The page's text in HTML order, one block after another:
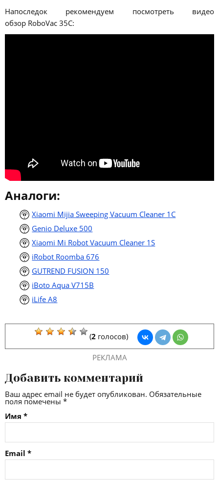
Напоследок рекомендуем посмотреть видео
обзор RoboVac 35C:
Аналоги:
Xiaomi Mijia Sweeping Vacuum Cleaner 1C
Genio Deluxe 500
Xiaomi Mi Robot Vacuum Cleaner 1S
iRobot Roomba 676
GUTREND FUSION 150
iBoto Aqua V715B
iLife A8
(2 голосов)
РЕКЛАМА
Добавить комментарий
Ваш адрес email не будет опубликован. Обязательные
поля помечены *
Имя *
Email *